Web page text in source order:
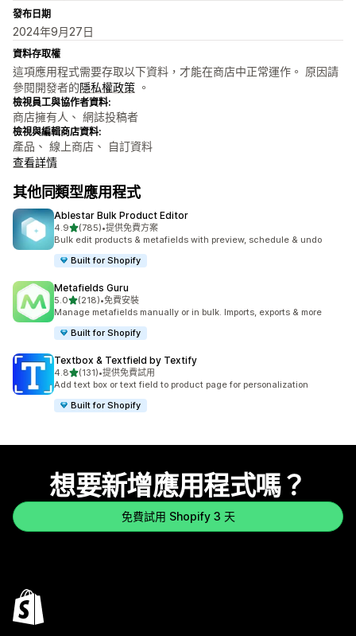
發布日期
2024年9月27日
資料存取權
這項應用程式需要存取以下資料，才能在商店中正常運作。 原因請
參閱開發者的隱私權政策 。
檢視員工與協作者資料:
商店擁有人、 網誌投稿者
檢視與編輯商店資料:
產品、 線上商店、 自訂資料
查看詳情
其他同類型應用程式
Ablestar Bulk Product Editor
4.9滿分 5 顆星
(785)
共有 785 則評價
•提供免費方案
Bulk edit products & metafields with preview, schedule & undo
Built for Shopify
Metafields Guru
5.0滿分 5 顆星
(218)
共有 218 則評價
•免費安裝
Manage metafields manually or in bulk. Imports, exports & more
Built for Shopify
Textbox & Textfield by Textify
4.8滿分 5 顆星
(131)
共有 131 則評價
•提供免費試用
Add text box or text field to product page for personalization
Built for Shopify
想要新增應用程式嗎？
免費試用 Shopify 3 天